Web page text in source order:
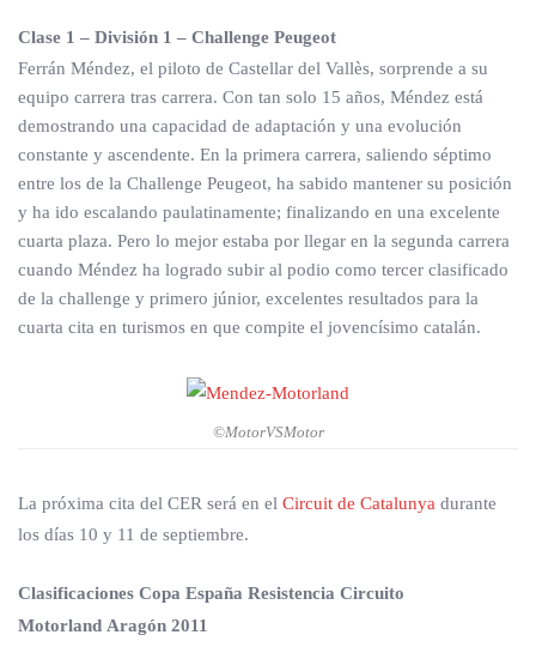
Clase 1 – División 1 – Challenge Peugeot
Ferrán Méndez, el piloto de Castellar del Vallès, sorprende a su
equipo carrera tras carrera. Con tan solo 15 años, Méndez está
demostrando una capacidad de adaptación y una evolución
constante y ascendente. En la primera carrera, saliendo séptimo
entre los de la Challenge Peugeot, ha sabido mantener su posición
y ha ido escalando paulatinamente; finalizando en una excelente
cuarta plaza. Pero lo mejor estaba por llegar en la segunda carrera
cuando Méndez ha logrado subir al podio como tercer clasificado
de la challenge y primero júnior, excelentes resultados para la
cuarta cita en turismos en que compite el jovencísimo catalán.
©MotorVSMotor
La próxima cita del CER será en el Circuit de Catalunya durante
los días 10 y 11 de septiembre.
Clasificaciones Copa España Resistencia Circuito
Motorland Aragón 2011